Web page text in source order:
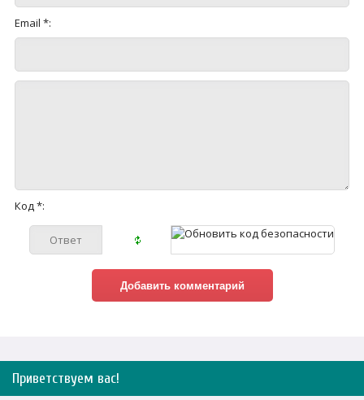
Email *:
Код *:
Приветствуем вас!